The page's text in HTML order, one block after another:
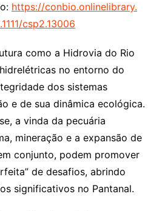
https://conbio.onlinelibrary.
csp2.13006
como a Hidrovia do Rio
no entorno do
dos sistemas
e de sua dinâmica ecológica.
a vinda da pecuária
mineração e a expansão de
conjunto, podem promover
de desafios, abrindo
significativos no Pantanal.